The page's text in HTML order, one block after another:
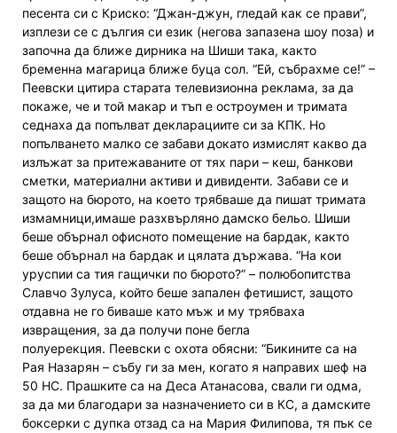
песента си с Криско: “Джан-джун, гледай как се прави”,
изплези се с дългия си език (негова запазена шоу поза) и
започна да ближе дирника на Шиши така, както
бременна магарица ближе буца сол. “Ей, събрахме се!” –
Пеевски цитира старата телевизионна реклама, за да
покаже, че и той макар и тъп е остроумен и тримата
седнаха да попълват декларациите си за КПК. Но
попълването малко се забави докато измислят какво да
излъжат за притежаваните от тях пари – кеш, банкови
сметки, материални активи и дивиденти. Забави се и
защото на бюрото, на което трябваше да пишат тримата
измамници,имаше разхвърляно дамско бельо. Шиши
беше обърнал офисното помещение на бардак, както
беше обърнал на бардак и цялата държава. “На кои
уруспии са тия гащички по бюрото?” – полюбопитства
Славчо Зулуса, който беше запален фетишист, защото
отдавна не го биваше като мъж и му трябваха
извращения, за да получи поне бегла
полуерекция. Пеевски с охота обясни: “Бикините са на
Рая Назарян – събу ги за мен, когато я направих шеф на
50 НС. Прашките са на Деса Атанасова, свали ги одма,
за да ми благодари за назначението си в КС, а дамските
боксерки с дупка отзад са на Мария Филипова, тя пък се